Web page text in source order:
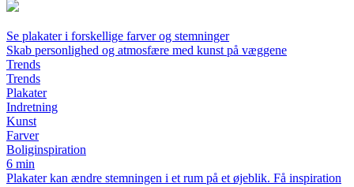
Se plakater i forskellige farver og stemninger
Skab personlighed og atmosfære med kunst på væggene
Trends
Trends
Plakater
Indretning
Kunst
Farver
Boliginspiration
6 min
Plakater kan ændre stemningen i et rum på et øjeblik. Få inspiration